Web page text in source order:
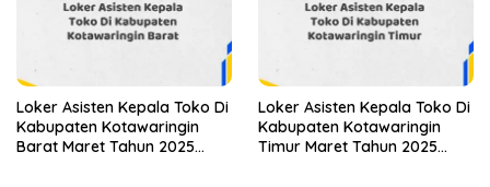
Loker Asisten Kepala Toko Di
Kabupaten Kotawaringin
Barat Maret Tahun 2025
Loker Asisten Kepala Toko Di
Kabupaten Kotawaringin
Timur Maret Tahun 2025